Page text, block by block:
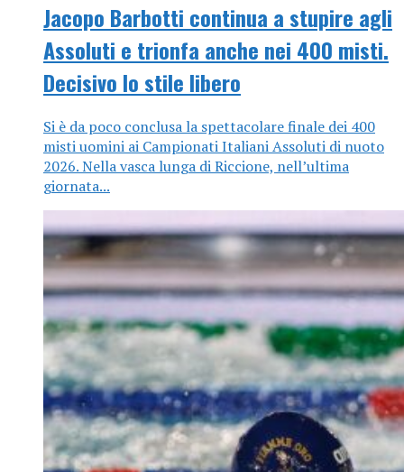
Jacopo Barbotti continua a stupire agli
Assoluti e trionfa anche nei 400 misti.
Decisivo lo stile libero
Si è da poco conclusa la spettacolare finale dei 400
misti uomini ai Campionati Italiani Assoluti di nuoto
2026. Nella vasca lunga di Riccione, nell’ultima
giornata...